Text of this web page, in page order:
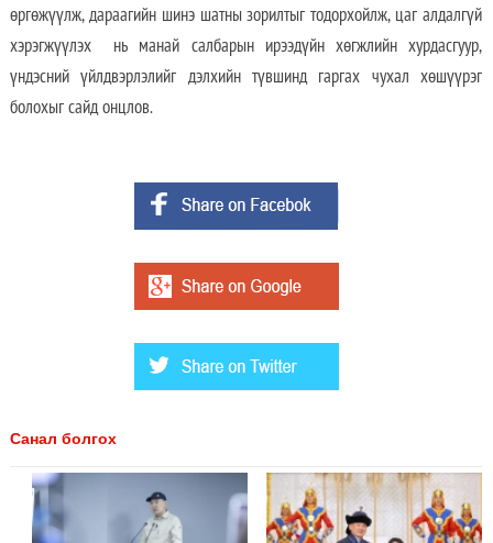
өргөжүүлж, дараагийн шинэ шатны зорилтыг тодорхойлж, цаг алдалгүй
хэрэгжүүлэх нь манай салбарын ирээдүйн хөгжлийн хурдасгуур,
үндэсний үйлдвэрлэлийг дэлхийн түвшинд гаргах чухал хөшүүрэг
болохыг сайд онцлов.
Санал болгох